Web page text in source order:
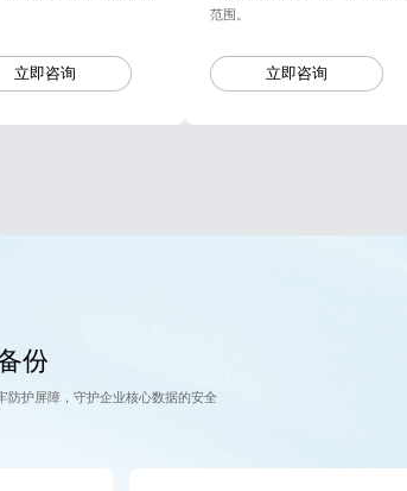
立即咨询
范围。
立即咨询
份
防护屏障，守护企业核心数据的安全